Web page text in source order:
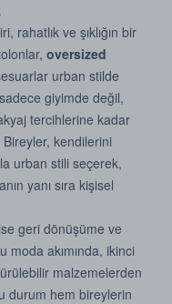
rahatlık ve şıklığın bir
oversized
urban stilde
giyimde değil,
tercihlerine kadar
kendilerini
urban stili seçerek,
yanı sıra kişisel
geri dönüşüme ve
akımında, ikinci
malzemelerden
durum hem bireylerin